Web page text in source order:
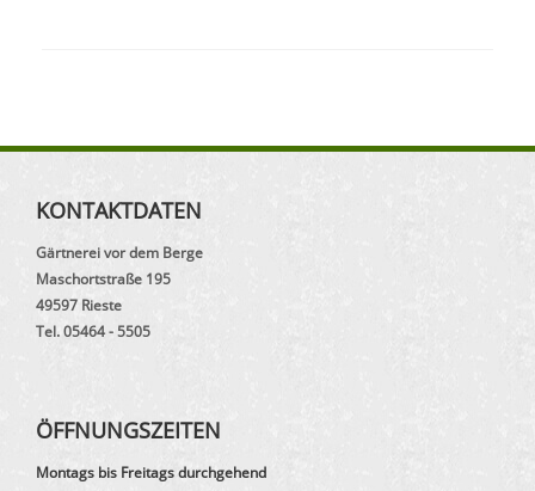
KONTAKTDATEN
Gärtnerei vor dem Berge
Maschortstraße 195
49597 Rieste
Tel. 05464 - 5505
ÖFFNUNGSZEITEN
Montags bis Freitags durchgehend